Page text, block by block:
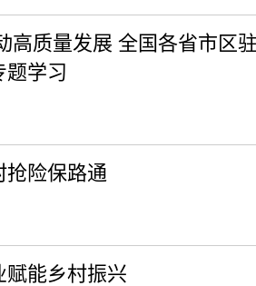
高质量发展 全国各省市区
题学习
抢险保路通
赋能乡村振兴